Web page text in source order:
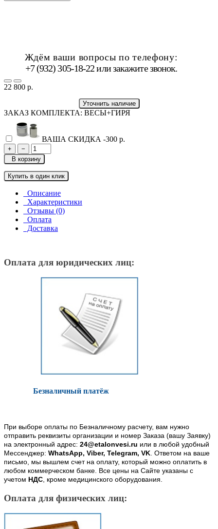
Ждём ваши вопросы по телефону:
+7 (932) 305-18-22 илизакажите звонок.
22 800 р.
Уточнить наличие
ЗАКАЗ КОМПЛЕКТА: ВЕСЫ+ГИРЯ
ВАША СКИДКА -300 р.
+
−
В корзину
Купить в один клик
Описание
Характеристики
Отзывы (0)
Оплата
Доставка
Оплата для юридических лиц:
Безналичный платёж
При выборе оплаты по Безналичному расчету, вам нужно
отправить реквизиты организации и номер Заказа (вашу Заявку)
на электронный адрес: 24@etalonvesi.ru или в любой удобный
Мессенджер: WhatsApp, Viber, Telegram, VK. Ответом на ваше
письмо, мы вышлем счет на оплату, который можно оплатить в
любом коммерческом банке. Все цены на Сайте указаны с
учетом НДС, кроме медицинского оборудования.
Оплата для физических лиц: